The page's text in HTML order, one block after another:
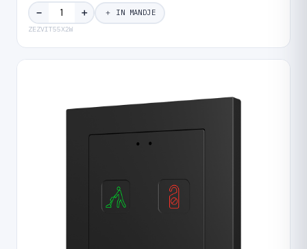
− ＋ ＋ IN MANDJE
ZEZVIT55X2W